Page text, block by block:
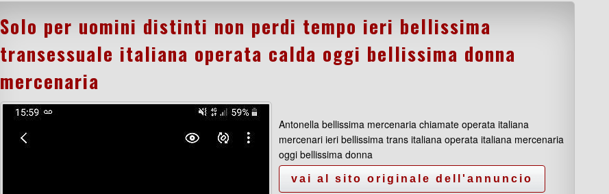
Solo per uomini distinti non perdi tempo ieri bellissima
transessuale italiana operata calda oggi bellissima donna
mercenaria
Antonella bellissima mercenaria chiamate operata italiana
mercenari ieri bellissima trans italiana operata italiana mercenaria
oggi bellissima donna